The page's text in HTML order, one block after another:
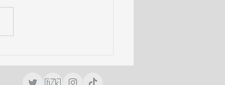
シャルグッズ通信販売